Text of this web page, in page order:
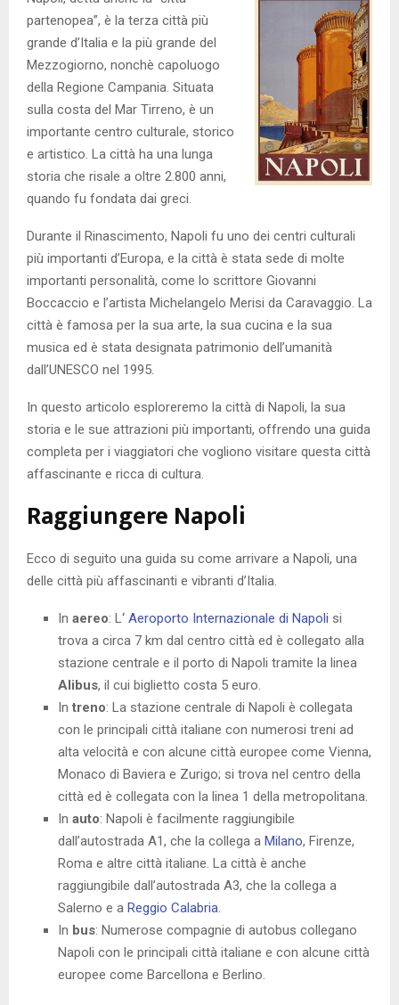
partenopea”, è la terza città più
grande d’Italia e la più grande del
Mezzogiorno, nonchè capoluogo
della Regione Campania. Situata
sulla costa del Mar Tirreno, è un
importante centro culturale, storico
e artistico. La città ha una lunga
storia che risale a oltre 2.800 anni,
quando fu fondata dai greci.
Durante il Rinascimento, Napoli fu uno dei centri culturali
più importanti d’Europa, e la città è stata sede di molte
importanti personalità, come lo scrittore Giovanni
Boccaccio e l’artista Michelangelo Merisi da Caravaggio. La
città è famosa per la sua arte, la sua cucina e la sua
musica ed è stata designata patrimonio dell’umanità
dall’UNESCO nel 1995.
In questo articolo esploreremo la città di Napoli, la sua
storia e le sue attrazioni più importanti, offrendo una guida
completa per i viaggiatori che vogliono visitare questa città
affascinante e ricca di cultura.
Raggiungere Napoli
Ecco di seguito una guida su come arrivare a Napoli, una
delle città più affascinanti e vibranti d’Italia.
In aereo: L‘ Aeroporto Internazionale di Napoli si
trova a circa 7 km dal centro città ed è collegato alla
stazione centrale e il porto di Napoli tramite la linea
Alibus, il cui biglietto costa 5 euro.
In treno: La stazione centrale di Napoli è collegata
con le principali città italiane con numerosi treni ad
alta velocità e con alcune città europee come Vienna,
Monaco di Baviera e Zurigo; si trova nel centro della
città ed è collegata con la linea 1 della metropolitana.
In auto: Napoli è facilmente raggiungibile
dall’autostrada A1, che la collega a Milano, Firenze,
Roma e altre città italiane. La città è anche
raggiungibile dall’autostrada A3, che la collega a
Salerno e a Reggio Calabria.
In bus: Numerose compagnie di autobus collegano
Napoli con le principali città italiane e con alcune città
europee come Barcellona e Berlino.